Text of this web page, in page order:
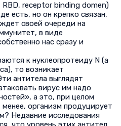
receptor binding domen)
есть, но он крепко связан,
своей очереди на
в виде
нас сразу и
к нуклеопротеиду N (а
то возникает
антитела выглядят
вирус им надо
а это, при целом
организм продуцирует
Недавние исследования